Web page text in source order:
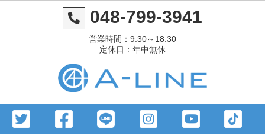
048-799-3941
営業時間：9:30～18:30
定休日：年中無休